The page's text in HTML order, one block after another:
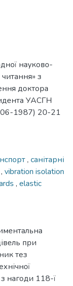
науково-
з
доктора
УАСГН
1987) 20-21
, санітарні
, vibration isolation
, elastic
при
тез
нагоди 118-ї